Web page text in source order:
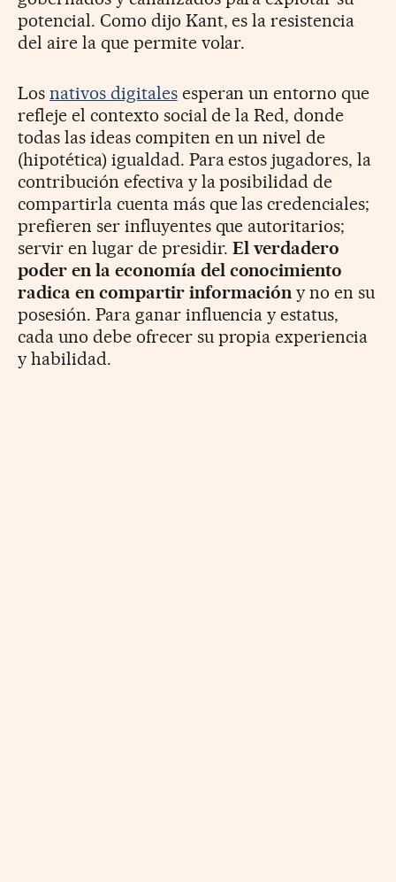
potencial. Como dijo Kant, es la resistencia
del aire la que permite volar.
Los nativos digitalesesperan un entorno que
refleje el contexto social de la Red, donde
todas las ideas compiten en un nivel de
(hipotética) igualdad. Para estos jugadores, la
contribución efectiva y la posibilidad de
compartirla cuenta más que las credenciales;
prefieren ser influyentes que autoritarios;
servir en lugar de presidir.El verdadero
poder en la economía del conocimiento
radica en compartir información y no en su
posesión. Para ganar influencia y estatus,
cada uno debe ofrecer su propia experiencia
y habilidad.